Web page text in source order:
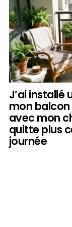
J’ai installé
mon
avec mon
quitte plus
journée